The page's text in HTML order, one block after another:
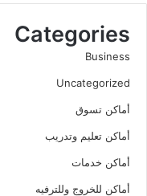
Categories
Business
Uncategorized
أماكن تسوق
أماكن تعليم وتدريب
أماكن خدمات
أماكن للخروج وللترفيه